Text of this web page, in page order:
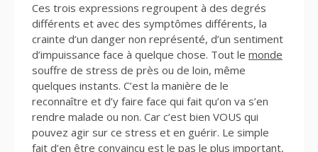
Ces trois expressions regroupent à des degrés
différents et avec des symptômes différents, la
crainte d’un danger non représenté, d’un sentiment
d’impuissance face à quelque chose. Tout le monde
souffre de stress de près ou de loin, même
quelques instants. C’est la manière de le
reconnaître et d’y faire face qui fait qu’on va s’en
rendre malade ou non. Car c’est bien VOUS qui
pouvez agir sur ce stress et en guérir. Le simple
fait d’en être convaincu est le pas le plus important,